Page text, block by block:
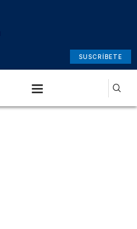
SUSCRÍBETE